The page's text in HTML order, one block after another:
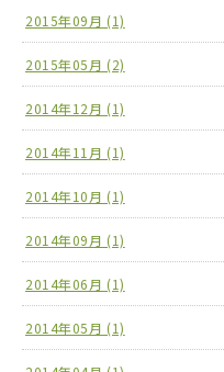
2015年09月 (1)
2015年05月 (2)
2014年12月 (1)
2014年11月 (1)
2014年10月 (1)
2014年09月 (1)
2014年06月 (1)
2014年05月 (1)